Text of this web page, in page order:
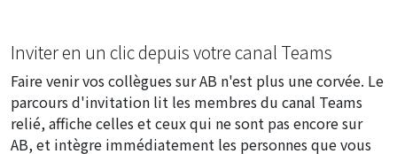
Inviter en un clic depuis votre canal Teams
Faire venir vos collègues sur AB n'est plus une corvée. Le
parcours d'invitation lit les membres du canal Teams
relié, affiche celles et ceux qui ne sont pas encore sur
AB, et intègre immédiatement les personnes que vous